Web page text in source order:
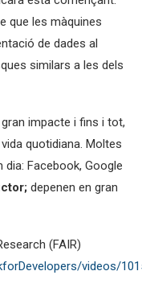
que les màquines
de dades al
similars a les dels
impacte i fins i tot,
quotidiana. Moltes
Facebook, Google
depenen en gran
(FAIR)
videos/